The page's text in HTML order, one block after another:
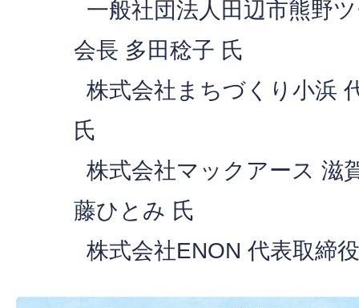
一般社団法人田辺市熊野
会長 多田稔子 氏
株式会社まちづくり小浜
氏
株式会社マックアース 滋
藤ひとみ 氏
株式会社ENON 代表取締